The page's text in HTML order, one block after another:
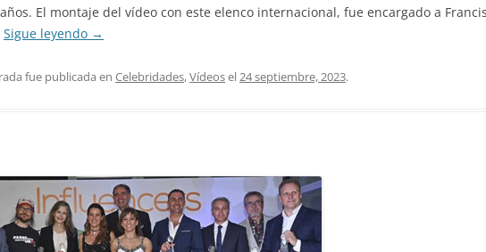
El montaje del vídeo con este elenco internacional, fue encargado a Francis
Sigue leyendo →
fue publicada en Celebridades,Vídeosel24 septiembre, 2023.